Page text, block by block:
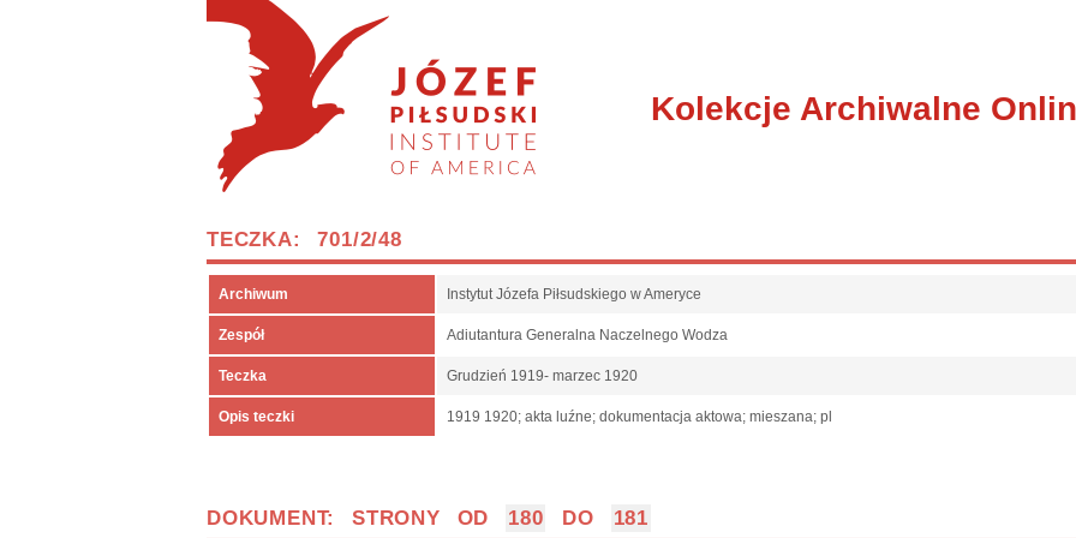
Kolekcje Archiwalne
TECZKA: 701/2/48
Archiwum Instytut Józefa Piłsudskiego w Ameryce
Zespół Adiutantura Generalna Naczelnego Wodza
Teczka Grudzień 1919- marzec 1920
Opis teczki 1919 1920; akta luźne; dokumentacja aktowa; mieszana; pl
DOKUMENT: STRONY OD 180 DO 181